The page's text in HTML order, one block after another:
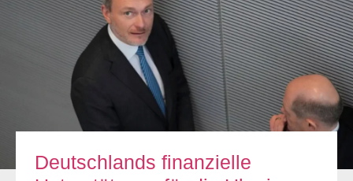
Deutschlands finanzielle